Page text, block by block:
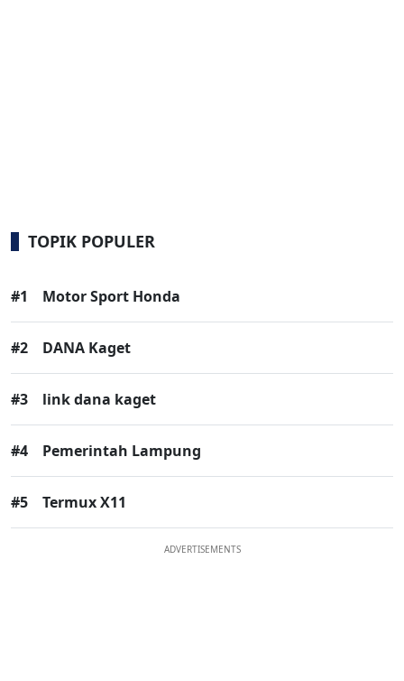
TOPIK POPULER
#1 Motor Sport Honda
#2 DANA Kaget
#3 link dana kaget
#4 Pemerintah Lampung
#5 Termux X11
ADVERTISEMENTS